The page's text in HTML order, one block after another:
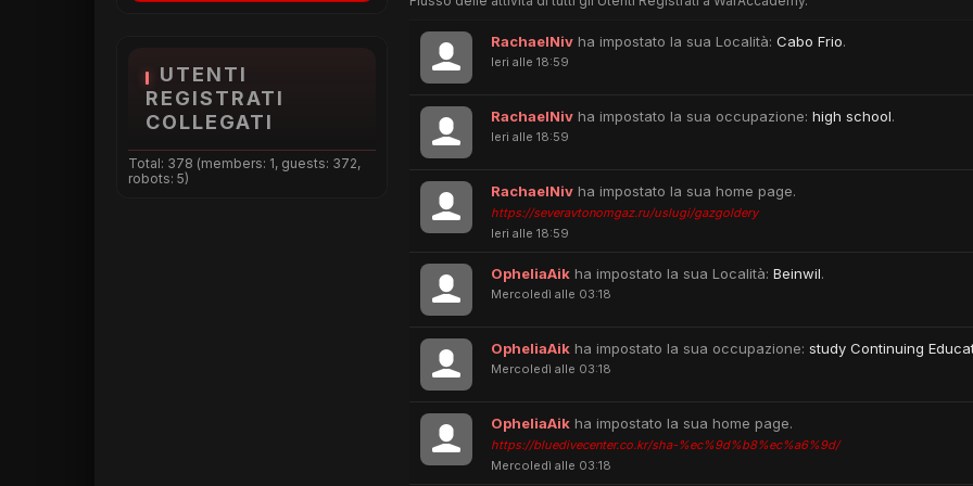
RachaelNiv ha impostato la sua Località: Cabo Frio.
Ieri alle 18:59
RachaelNiv ha impostato la sua occupazione: high school.
Ieri alle 18:59
RachaelNiv ha impostato la sua home page.
https://severavtonomgaz.ru/uslugi/gazgoldery
Ieri alle 18:59
OpheliaAik ha impostato la sua Località: Beinwil.
Mercoledì alle 03:18
OpheliaAik ha impostato la sua occupazione: study Continuing
Mercoledì alle 03:18
OpheliaAik ha impostato la sua home page.
https://bluedivecenter.co.kr/sha-%ec%9d%b8%ec%a6%9d/
Mercoledì alle 03:18
UTENTI
REGISTRATI
COLLEGATI
Total: 378 (members: 1, guests: 372,
robots: 5)